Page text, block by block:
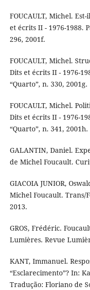
FOUCAULT, Michel.
et écrits II - 1976-1988.
296, 2001f.
FOUCAULT, Michel.
Dits et écrits II - 1976-
“Quarto”, n. 330, 2001g.
FOUCAULT, Michel.
Dits et écrits II - 1976-
“Quarto”, n. 341, 2001h.
GALANTIN, Daniel.
de Michel Foucault.
GIACOIA JUNIOR,
Michel Foucault. Trans/
2013.
GROS, Frédéric.
Lumières. Revue
KANT, Immanuel.
“Esclarecimento”? In:
Tradução: Floriano de